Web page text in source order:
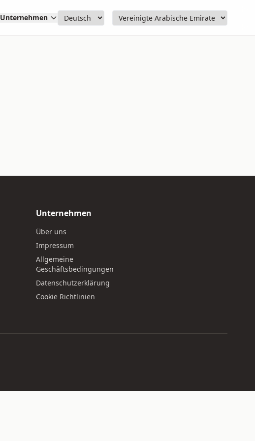
Unternehmen
Unternehmen
Über uns
Impressum
Allgemeine
Geschäftsbedingungen
Datenschutzerklärung
Cookie Richtlinien